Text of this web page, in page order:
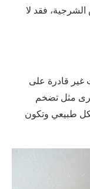
الشرجية، فقد لا
غير قادرة على
مثل تضخم
طبيعي وتكون